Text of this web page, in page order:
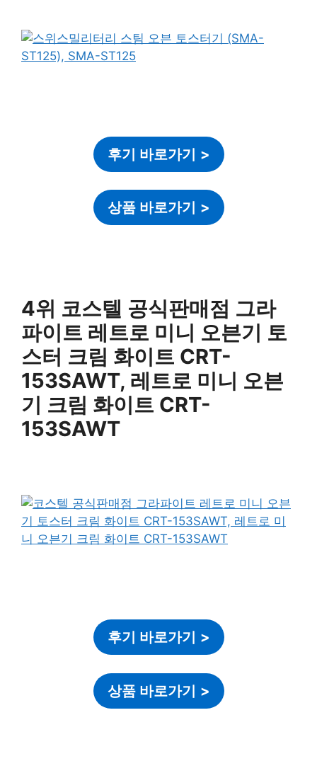
후기 바로가기 >
상품 바로가기 >
4위 코스텔 공식판매점 그라
파이트 레트로 미니 오븐기 토
스터 크림 화이트 CRT-
153SAWT, 레트로 미니 오븐
기 크림 화이트 CRT-
153SAWT
후기 바로가기 >
상품 바로가기 >